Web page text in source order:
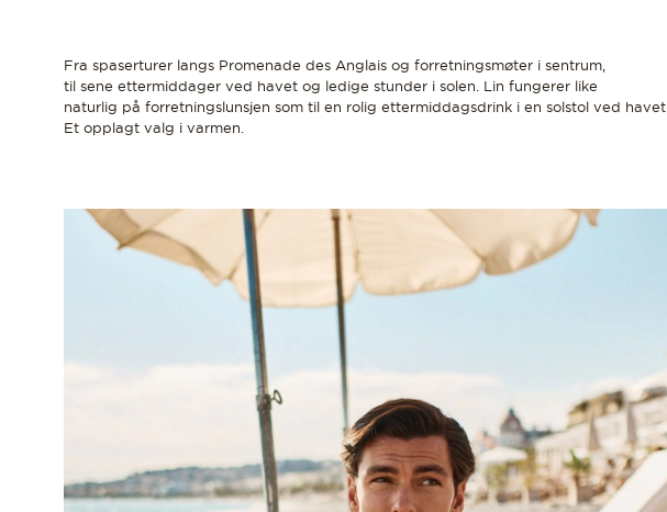
Fra spaserturer langs Promenade des Anglais og forretningsmøter i sentrum,
til sene ettermiddager ved havet og ledige stunder i solen. Lin fungerer like
naturlig på forretningslunsjen som til en rolig ettermiddagsdrink i en solstol ved havet.
Et opplagt valg i varmen.